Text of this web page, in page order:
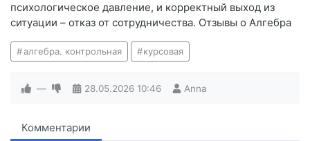
психологическое давление, и корректный выход из
ситуации – отказ от сотрудничества. Отзывы о Алгебра
алгебра. контрольная курсовая
— 28.05.2026 10:46 Anna
Комментарии